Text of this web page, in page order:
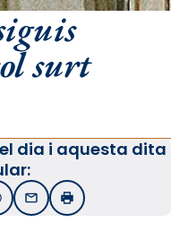
surt
dia i aquesta dita
EmailImprimir